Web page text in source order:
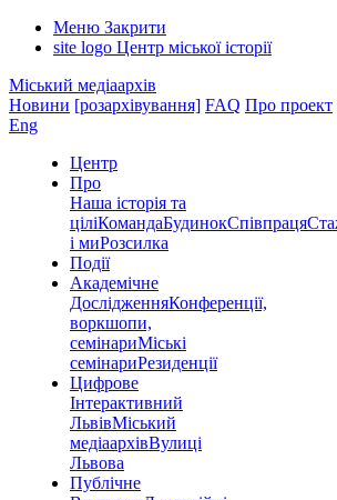
Меню Закрити
site logo Центр міської історії
Міський медіаархів
Новини [розархівування] FAQ Про проект
Eng
Центр
Про
Наша історія та
ціліКомандаБудинокСпівпраця
і миРозсилка
Події
Академічне
ДослідженняКонференції,
воркшопи,
семінариМіські
семінариРезиденції
Цифрове
Інтерактивний
ЛьвівМіський
медіаархівВулиці
Львова
Публічне